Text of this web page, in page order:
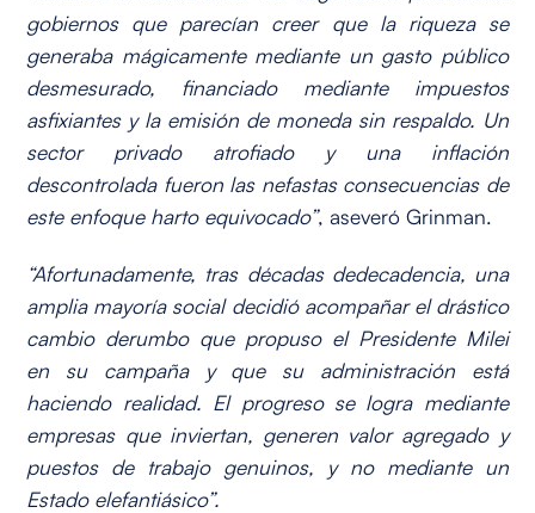
gobiernos que parecían creer que la riqueza se
generaba mágicamente mediante un gasto público
desmesurado, financiado mediante impuestos
asfixiantes y la emisión de moneda sin respaldo. Un
sector privado atrofiado y una inflación
descontrolada fueron las nefastas consecuencias de
este enfoque harto equivocado”, aseveró Grinman.
“Afortunadamente, tras décadas dedecadencia, una
amplia mayoría social decidió acompañar el drástico
cambio derumbo que propuso el Presidente Milei
en su campaña y que su administración está
haciendo realidad. El progreso se logra mediante
empresas que inviertan, generen valor agregado y
puestos de trabajo genuinos, y no mediante un
Estado elefantiásico”.